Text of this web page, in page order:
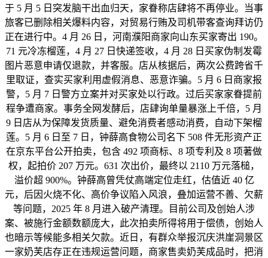
于 5 月 5 日突发脑干出血归天，家眷称店肆将不再停业。当事
旅客已删除相关爆料内容，对贸易行贿及司机带客查询拜访仍
正在进行中。4 月 26 日，河南濮阳商家向山东买家寄出 190。
71 元冷冻榴莲，4 月 27 日快递签收，4 月 28 日买家伪制发霉
图片恶意申请仅退款，并客服。店从核据后，两次公费跨省千
里取证，查实买家利用虚假消息、恶意诈骗。5 月 6 日商家报
警，5 月 7 日警方立案并对买家处以行政。过后买家家眷提前
程争遭商家。事务全网发酵后，店肆询单量暴涨上千倍，5 月
9 日店从为保障发货质量、避免消费者感动消费，自动下架榴
莲。5 月 6 日至 7 日，钟薛高食物公司名下 508 件无形资产正
在京东平台公开拍卖，包含 492 项商标、8 项专利及 8 项著做
权，起拍价 207 万元。631 次出价，最终以 2110 万元落槌，
溢价超 900%。钟薛高曾凭仗高端定位走红，估值近 40 亿
元，后因火烧不化、高价争议陷入风浪，叠加运营不善、欠薪
等问题，2025 年 8 月进入破产清理。目前公司及创始人涉
案、被施行金额数额庞大，此次拍卖所得将用于偿债，创始人
也暗示等候能多相关欠款。近日，有群众举报沉庆洪崖洞景区
一家奶芙店存正在违规运营问题，商家售卖奶芙成品时，把消